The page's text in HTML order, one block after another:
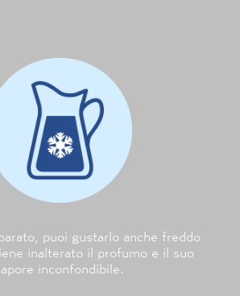
puoi gustarlo anche freddo
inalterato il profumo e il suo
inconfondibile.